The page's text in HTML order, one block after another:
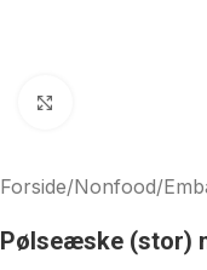
Forside/Nonfood/
Pølseæske (stor)